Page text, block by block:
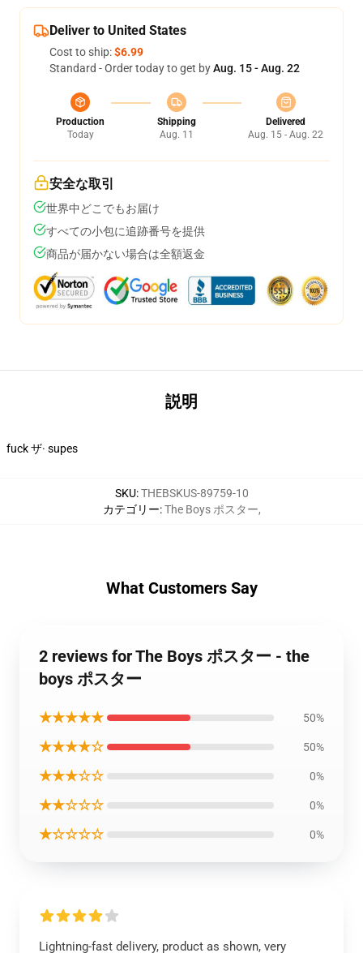
Deliver to United States
Cost to ship:$6.99
Standard - Order today to get byAug. 15 - Aug. 22
Production
Today
Shipping
Aug. 11
Delivered
Aug. 15 - Aug. 22
安全な取引
世界中どこでもお届け
すべての小包に追跡番号を提供
商品が届かない場合は全額返金
説明
fuck ザ· supes
SKU:THEBSKUS-89759-10
カテゴリー:The Boys ポスター,
What Customers Say
2 reviews for The Boys ポスター - the
boys ポスター
★★★★★ 50%
★★★★☆ 50%
★★★☆☆ 0%
★★☆☆☆ 0%
★☆☆☆☆ 0%
Lightning-fast delivery, product as shown, very